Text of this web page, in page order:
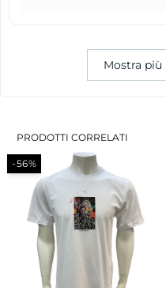
Mostra più
PRODOTTI CORRELATI
-56%